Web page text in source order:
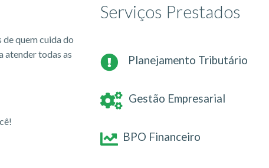
quem cuida do
atender todas as
Serviços Prestados
Planejamento Tributário
Gestão Empresarial
BPO Financeiro